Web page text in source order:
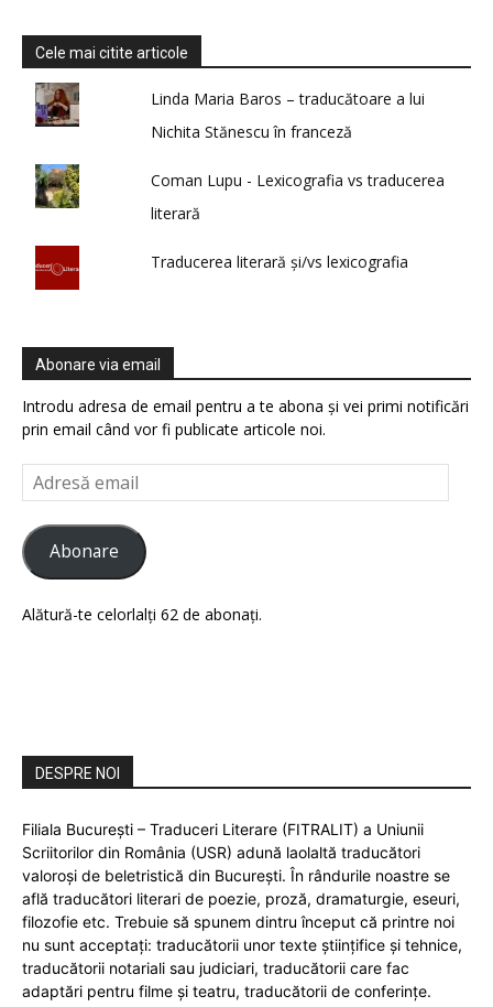
Cele mai citite articole
Linda Maria Baros – traducătoare a lui
Nichita Stănescu în franceză
Coman Lupu - Lexicografia vs traducerea
literară
Traducerea literară și/vs lexicografia
Abonare via email
Introdu adresa de email pentru a te abona și vei primi notificări
prin email când vor fi publicate articole noi.
Adresă
email
Abonare
Alătură-te celorlalți 62 de abonați.
DESPRE NOI
Filiala București – Traduceri Literare (FITRALIT) a Uniunii
Scriitorilor din România (USR) adună laolaltă traducători
valoroși de beletristică din București. În rândurile noastre se
află traducători literari de poezie, proză, dramaturgie, eseuri,
filozofie etc. Trebuie să spunem dintru început că printre noi
nu sunt acceptați: traducătorii unor texte științifice și tehnice,
traducătorii notariali sau judiciari, traducătorii care fac
adaptări pentru filme și teatru, traducătorii de conferințe.